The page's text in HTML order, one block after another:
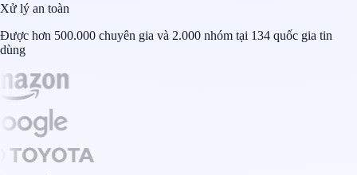
Xử lý an toàn
Được hơn 500.000 chuyên gia và 2.000 nhóm tại 134 quốc gia tin
dùng